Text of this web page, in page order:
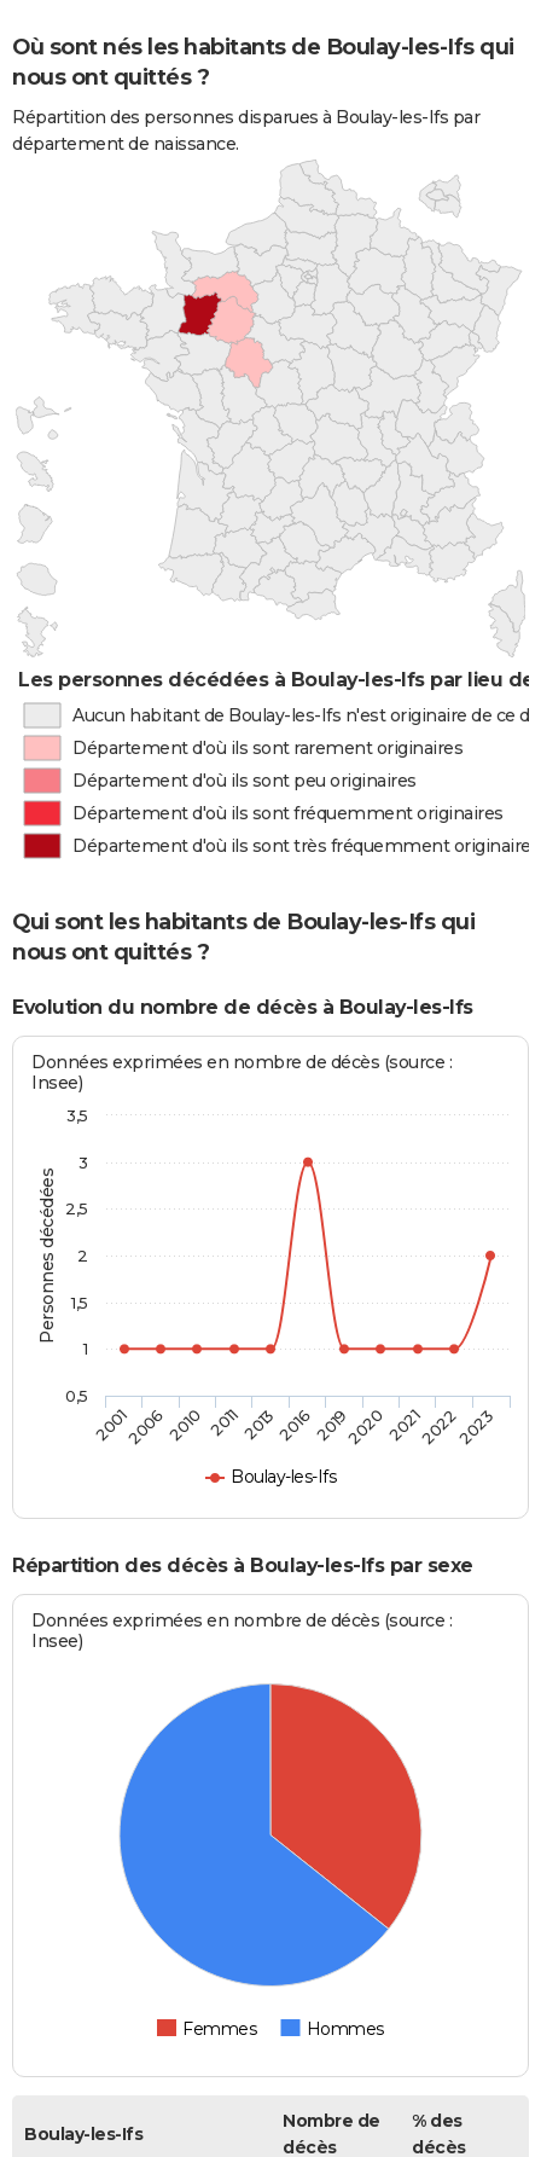
Où sont nés les habitants de Boulay-les-Ifs qui
nous ont quittés ?
Répartition des personnes disparues à Boulay-les-Ifs par
département de naissance.
Les personnes décédées à Boulay-les-Ifs par lieu de
Aucun habitant de Boulay-les-Ifs n'est originaire de ce
Département d'où ils sont rarement originaires
Département d'où ils sont peu originaires
Département d'où ils sont fréquemment originaires
Département d'où ils sont très fréquemment originaires
Qui sont les habitants de Boulay-les-Ifs qui
nous ont quittés ?
Evolution du nombre de décès à Boulay-les-Ifs
Personnes décédées
Données exprimées en nombre de décès (source :
Insee)
Boulay-les-Ifs
200120062010 20112013201620192020202120222023
0,5
1
1,5
2
2,5
3
3,5
Répartition des décès à Boulay-les-Ifs par sexe
Données exprimées en nombre de décès (source :
Insee)
Femmes Hommes
Boulay-les-Ifs
Nombre de
décès
% des
décès